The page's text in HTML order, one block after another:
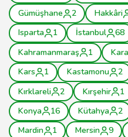
Gümüşhane
2 Hakkâri
Isparta
1 İstanbul 68
Kahramanmaraş
1
Kars
1 Kastamonu 2
Kırklareli
2 Kırşehir 1
Konya
16 Kütahya 2
Mardin
1 Mersin 9